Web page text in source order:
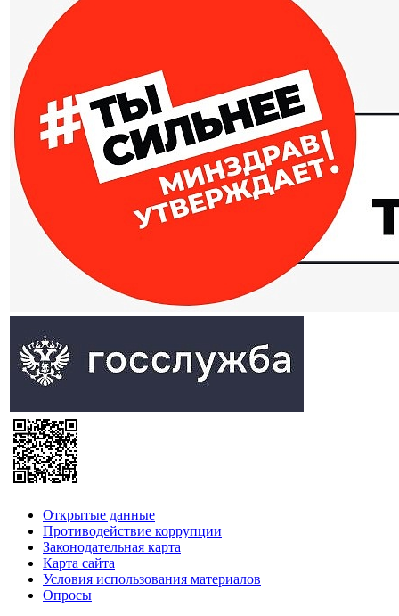
Открытые данные
Противодействие коррупции
Законодательная карта
Карта сайта
Условия использования материалов
Опросы